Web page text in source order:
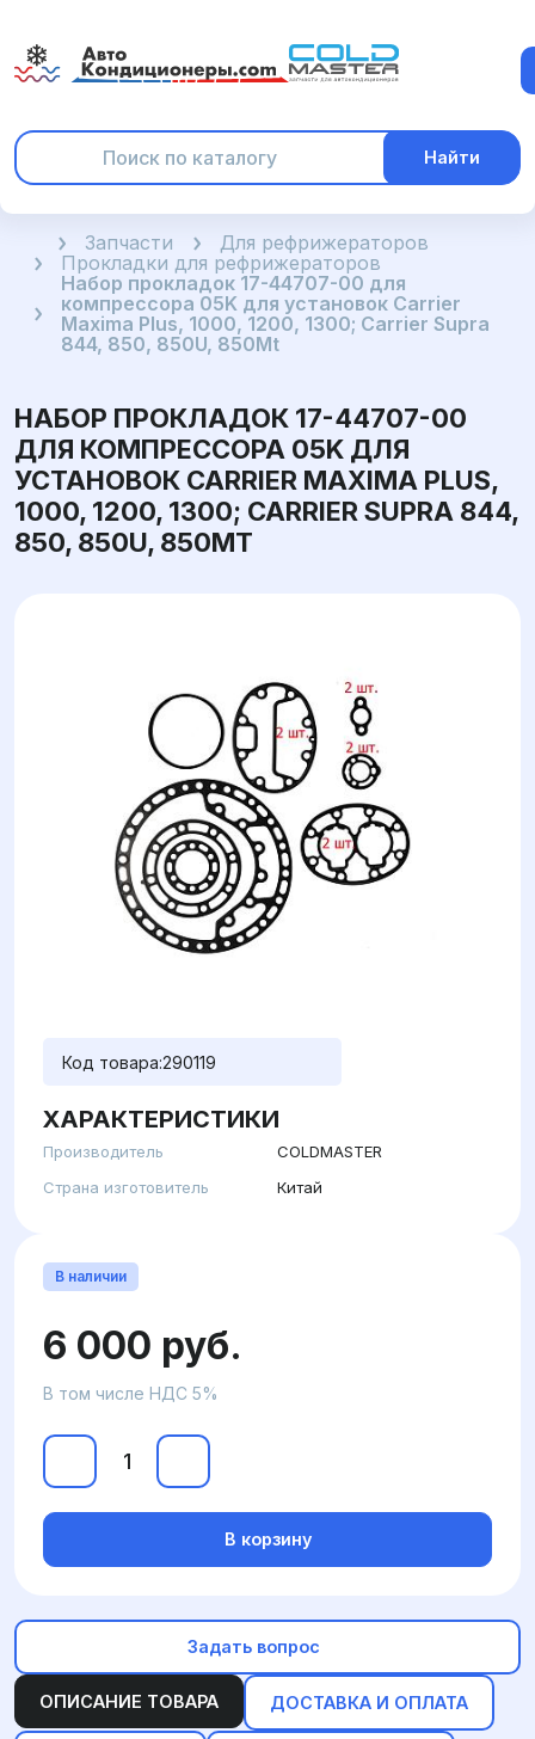
Найти
ГлавнаяЗапчасти
Для рефрижераторов
Прокладки для рефрижераторов
Набор прокладок 17-44707-00 для
компрессора 05K для установок Carrier
Maxima Plus, 1000, 1200, 1300; Carrier Supra
844, 850, 850U, 850Mt
НАБОР ПРОКЛАДОК 17-44707-00
ДЛЯ КОМПРЕССОРА 05K ДЛЯ
УСТАНОВОК CARRIER MAXIMA PLUS,
1000, 1200, 1300; CARRIER SUPRA 844,
850, 850U, 850MT
Код товара:290119
ХАРАКТЕРИСТИКИ
Производитель
COLDMASTER
Страна изготовитель
Китай
ОПИСАНИЕ ТОВАРА ДОСТАВКА И ОПЛАТА
В наличии
6 000 руб.
В том числе НДС 5%
В корзину
Задать вопрос